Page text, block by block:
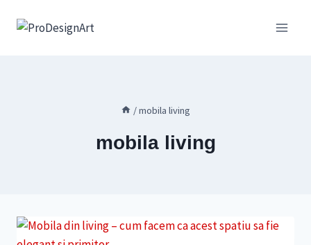
/mobila living
mobila living